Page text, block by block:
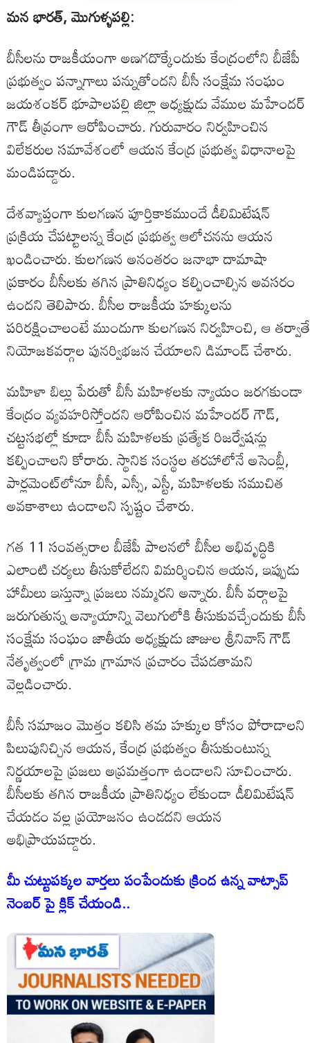
మన భారత్, మొగుళ్ళపల్లి:
బీసీలను రాజకీయంగా అణగదొక్కేందుకు కేంద్రంలోని బీజేపీ
ప్రభుత్వం పన్నాగాలు పన్నుతోందని బీసీ సంక్షేమ సంఘం
జయశంకర్ భూపాలపల్లి జిల్లా అధ్యక్షుడు వేముల మహేందర్
గౌడ్ తీవ్రంగా ఆరోపించారు. గురువారం నిర్వహించిన
విలేకరుల సమావేశంలో ఆయన కేంద్ర ప్రభుత్వ విధానాలపై
మండిపడ్డారు.
దేశవ్యాప్తంగా కులగణన పూర్తికాకముందే డీలిమిటేషన్
ప్రక్రియ చేపట్టాలన్న కేంద్ర ప్రభుత్వ ఆలోచనను ఆయన
ఖండించారు. కులగణన అనంతరం జనాభా దామాషా
ప్రకారం బీసీలకు తగిన ప్రాతినిధ్యం కల్పించాల్సిన అవసరం
ఉందని తెలిపారు. బీసీల రాజకీయ హక్కులను
పరిరక్షించాలంటే ముందుగా కులగణన నిర్వహించి, ఆ తర్వాతే
నియోజకవర్గాల పునర్విభజన చేయాలని డిమాండ్ చేశారు.
మహిళా బిల్లు పేరుతో బీసీ మహిళలకు న్యాయం జరగకుండా
కేంద్రం వ్యవహరిస్తోందని ఆరోపించిన మహేందర్ గౌడ్,
చట్టసభల్లో కూడా బీసీ మహిళలకు ప్రత్యేక రిజర్వేషన్లు
కల్పించాలని కోరారు. స్థానిక సంస్థల తరహాలోనే అసెంబ్లీ,
పార్లమెంట్‌లోనూ బీసీ, ఎస్సీ, ఎస్టీ, మహిళలకు సముచిత
అవకాశాలు ఉండాలని స్పష్టం చేశారు.
గత 11 సంవత్సరాల బీజేపీ పాలనలో బీసీల అభివృద్ధికి
ఎలాంటి చర్యలు తీసుకోలేదని విమర్శించిన ఆయన, ఇప్పుడు
హామీలు ఇస్తున్నా ప్రజలు నమ్మరని అన్నారు. బీసీ వర్గాలపై
జరుగుతున్న అన్యాయాన్ని వెలుగులోకి తీసుకువచ్చేందుకు బీసీ
సంక్షేమ సంఘం జాతీయ అధ్యక్షుడు జాజుల శ్రీనివాస్ గౌడ్
నేతృత్వంలో గ్రామ గ్రామాన ప్రచారం చేపడతామని
వెల్లడించారు.
బీసీ సమాజం మొత్తం కలిసి తమ హక్కుల కోసం పోరాడాలని
పిలుపునిచ్చిన ఆయన, కేంద్ర ప్రభుత్వం తీసుకుంటున్న
నిర్ణయాలపై ప్రజలు అప్రమత్తంగా ఉండాలని సూచించారు.
బీసీలకు తగిన రాజకీయ ప్రాతినిధ్యం లేకుండా డీలిమిటేషన్
చేయడం వల్ల ప్రయోజనం ఉండదని ఆయన
అభిప్రాయపడ్డారు.
మీ చుట్టుపక్కల వార్తలు పంపేందుకు క్రింద ఉన్న వాట్సాప్
నెంబర్ పై క్లిక్ చేయండి..